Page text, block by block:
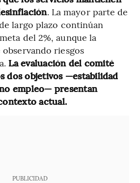
. La mayor parte de
largo plazo continúan
del 2%, aunque la
riesgos
La evaluación del comité
dos objetivos —estabilidad
empleo— presentan
actual.
PUBLICIDAD